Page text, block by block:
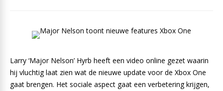
Larry ‘Major Nelson’ Hyrb heeft een video online gezet waarin
hij vluchtig laat zien wat de nieuwe update voor de Xbox One
gaat brengen. Het sociale aspect gaat een verbetering krijgen,